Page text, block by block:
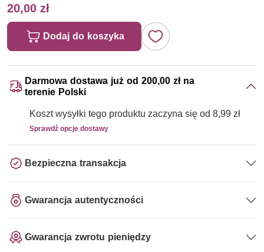
20,00 zł
Dodaj do koszyka
Darmowa dostawa już od 200,00 zł na
terenie Polski
Koszt wysyłki tego produktu zaczyna się od 8,99 zł
Sprawdź opcje dostawy
Bezpieczna transakcja
Gwarancja autentyczności
Gwarancja zwrotu pieniędzy